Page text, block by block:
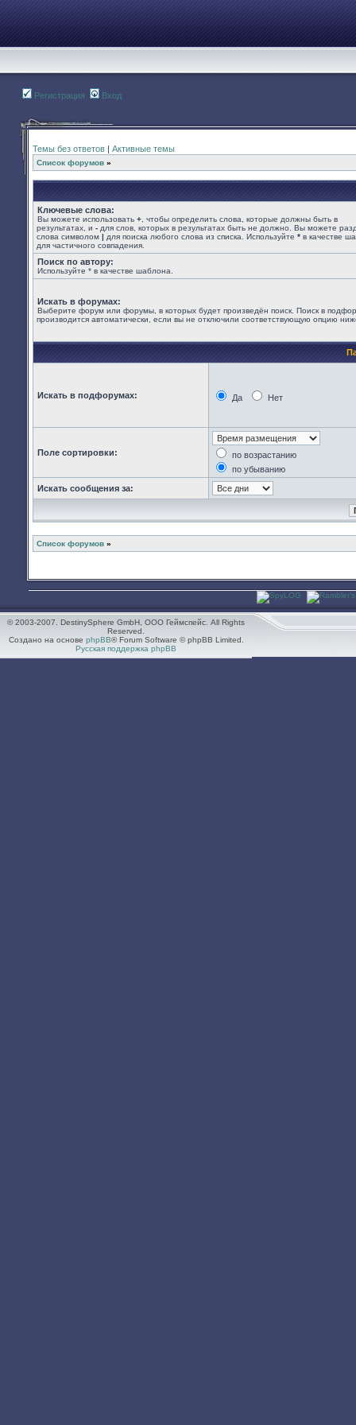
Регистрация Вход
Темы без ответов | Активные темы
Список форумов »
Ключевые слова:
Вы можете использовать + , чтобы определить слова, которые должны быть в
результатах, и - для слов, которых в результатах быть не должно. Вы можете
слова символом | для поиска любого слова из списка. Используйте * в качестве
для частичного совпадения.
Поиск по автору:
Используйте * в качестве шаблона.
Искать в форумах:
Выберите форум или форумы, в которых будет произведён поиск. Поиск в
производится автоматически, если вы не отключили соответствующую опцию
Искать в подфорумах: Да Нет
Поле сортировки:
по возрастанию
по убыванию
Искать сообщения за:
Список форумов »
© 2003-2007. DestinySphere GmbH, ООО Геймспейс. All Rights
Reserved.
Создано на основе phpBB® Forum Software © phpBB Limited.
Русская поддержка phpBB